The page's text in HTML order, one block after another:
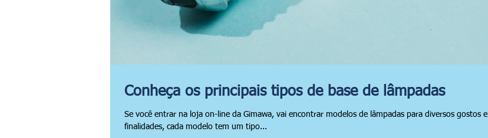
Conheça os principais tipos de base de lâmpadas
Se você entrar na loja on-line da Gimawa, vai encontrar modelos de lâmpadas para diversos gostos e
finalidades, cada modelo tem um tipo...